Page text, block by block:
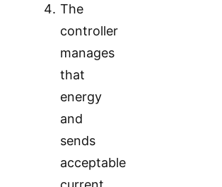
The
controller
manages
that
energy
and
sends
acceptable